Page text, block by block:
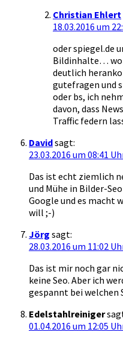
Christian Ehlert
18.03.2016 um
oder spiegel.de
Bildinhalte…
deutlich
gutefragen und
oder bs, ich
davon, dass
Traffic federn
Davidsagt:
23.03.2016 um 08:41
Das ist echt ziemlich
und Mühe in Bilder-
Google und es macht
will ;-)
Jörg sagt:
28.03.2016 um 11:02
Das ist mir noch gar
keine Seo. Aber ich
gespannt bei welchen
Edelstahlreiniger
01.04.2016 um 12:05